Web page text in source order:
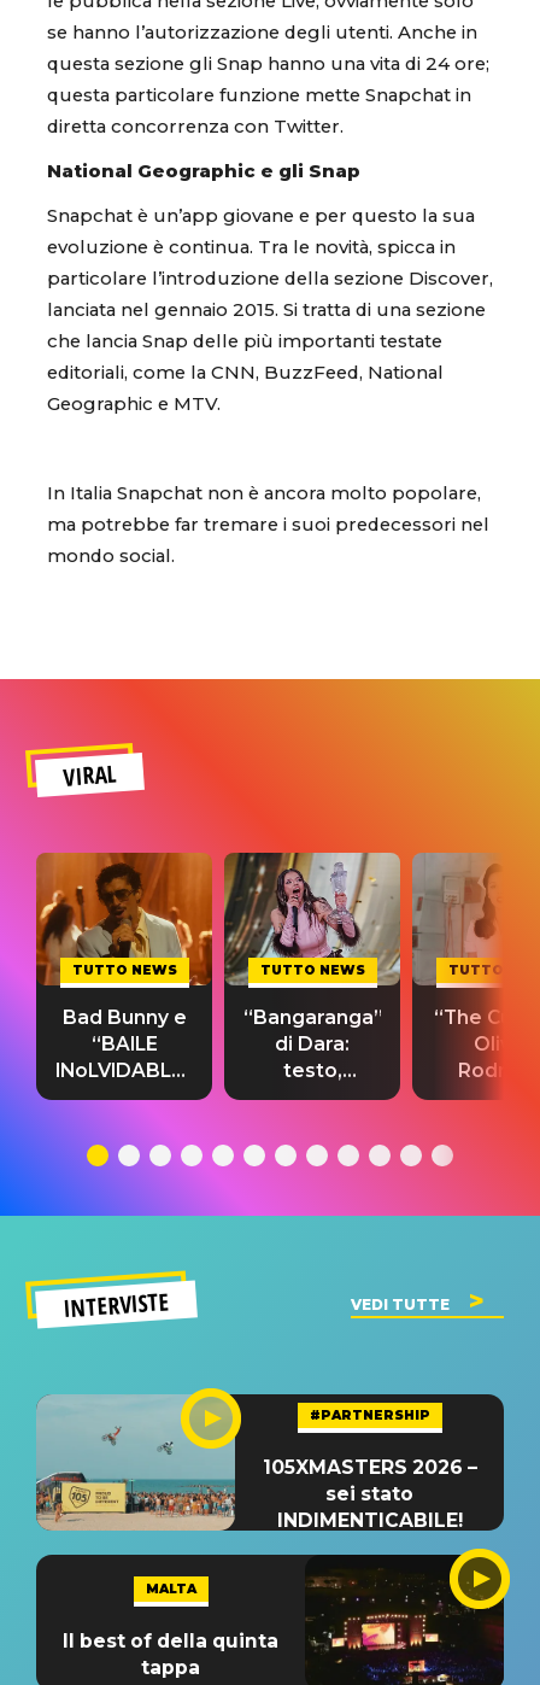
se hanno l’autorizzazione degli utenti. Anche in
questa sezione gli Snap hanno una vita di 24 ore;
questa particolare funzione mette Snapchat in
diretta concorrenza con Twitter.
National Geographic e gli Snap
Snapchat è un’app giovane e per questo la sua
evoluzione è continua. Tra le novità, spicca in
particolare l’introduzione della sezione Discover,
lanciata nel gennaio 2015. Si tratta di una sezione
che lancia Snap delle più importanti testate
editoriali, come la CNN, BuzzFeed, National
Geographic e MTV.
In Italia Snapchat non è ancora molto popolare,
ma potrebbe far tremare i suoi predecessori nel
mondo social.
VIRAL
TUTTO NEWS
Bad Bunny e
“BAILE
INoLVIDABLE”:
testo,
significato
TUTTO NEWS
“Bangaranga”
di Dara:
testo,
traduzione e
del singolo
TUTTO
“The
Olivia
testo,
INTERVISTE VEDI TUTTE
#PARTNERSHIP
105XMASTERS 2026 –
sei stato
INDIMENTICABILE!
MALTA
Il best of della quinta
tappa